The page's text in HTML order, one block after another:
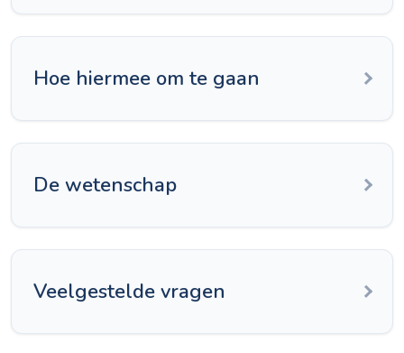
Hoe hiermee om te gaan
De wetenschap
Veelgestelde vragen